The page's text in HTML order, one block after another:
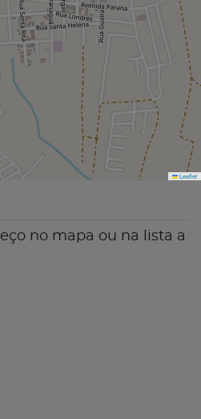
Leaflet
no mapa ou na lista a